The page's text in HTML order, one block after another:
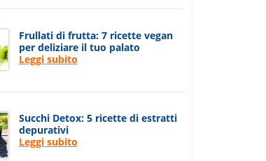
Frullati di frutta: 7 ricette vegan
per deliziare il tuo palato
Leggi subito
Succhi Detox: 5 ricette di estratti
depurativi
Leggi subito